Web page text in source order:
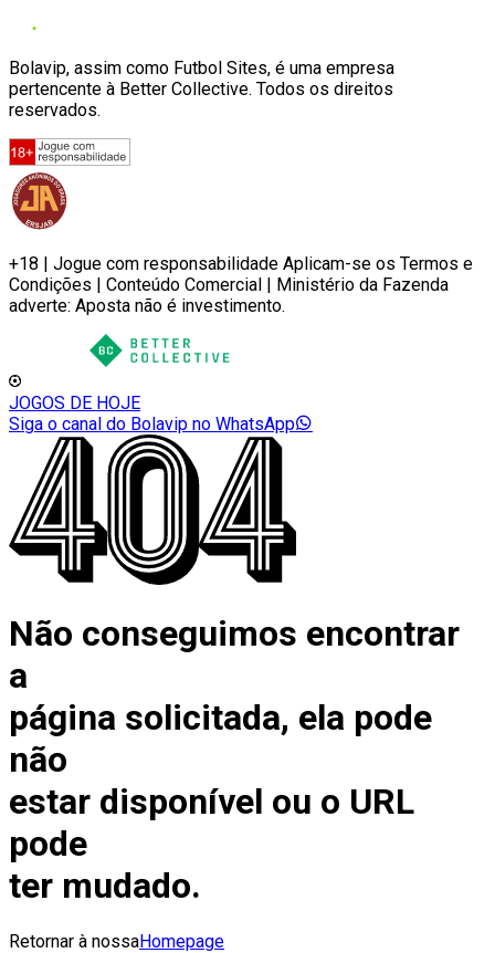
Bolavip, assim como Futbol Sites, é uma empresa
pertencente à Better Collective. Todos os direitos
reservados.
+18 | Jogue com responsabilidade Aplicam-se os Termos e
Condições | Conteúdo Comercial | Ministério da Fazenda
adverte: Aposta não é investimento.
JOGOS DE HOJE
Siga o canal do Bolavip no WhatsApp
Não conseguimos encontrar
a
página solicitada, ela pode
não
estar disponível ou o URL
pode
ter mudado.
Retornar à nossaHomepage